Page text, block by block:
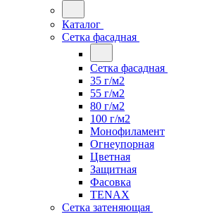
Каталог
Сетка фасадная
Сетка фасадная
35 г/м2
55 г/м2
80 г/м2
100 г/м2
Монофиламент
Огнеупорная
Цветная
Защитная
Фасовка
TENAX
Сетка затеняющая